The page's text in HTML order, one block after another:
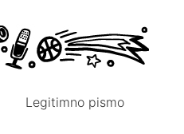
Legitimno pismo